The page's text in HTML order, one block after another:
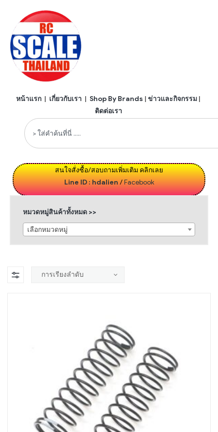
หน้าแรก | เกี่ยวกับเรา | Shop By Brands | ข่าวและกิจกรรม |
ติดต่อเรา
สนใจสั่งซื้อ/สอบถามเพิ่มเติม คลิกเลย
Line ID : hdalien/Facebook
หมวดหมู่สินค้าทั้งหมด >>
เลือกหมวดหมู่